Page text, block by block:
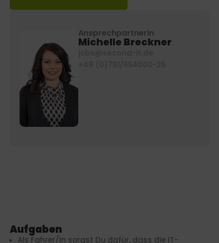
Ansprechpartnerin
Michelle Breckner
Aufgaben
Als Fahrer/in sorgst Du dafür, dass die IT-